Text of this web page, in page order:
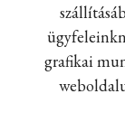
grafikai